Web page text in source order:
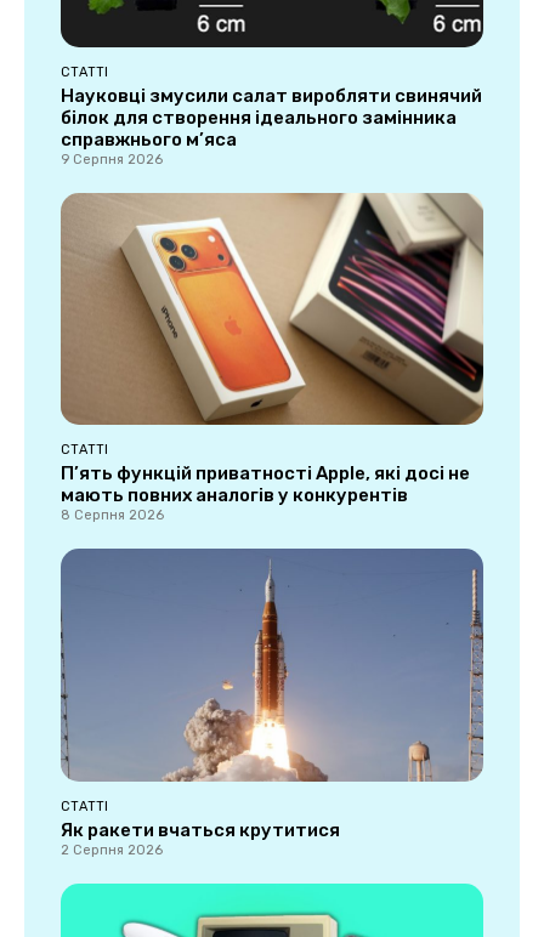
СТАТТІ
Науковці змусили салат виробляти свинячий
білок для створення ідеального замінника
справжнього м’яса
9 Серпня 2026
СТАТТІ
П’ять функцій приватності Apple, які досі не
мають повних аналогів у конкурентів
8 Серпня 2026
СТАТТІ
Як ракети вчаться крутитися
2 Серпня 2026